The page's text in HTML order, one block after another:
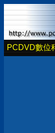
PCDVD數位